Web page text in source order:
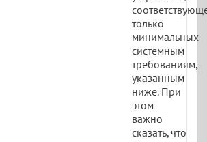
только
минимальных
системным
требованиям,
указанным
ниже. При
этом
важно
сказать, что